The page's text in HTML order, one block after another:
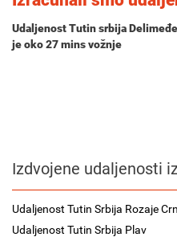
Udaljenost Tutin srbija
je oko27 minsvožnje
Izdvojene udaljenosti
Udaljenost Tutin Srbija Rozaje
Udaljenost Tutin Srbija Plav